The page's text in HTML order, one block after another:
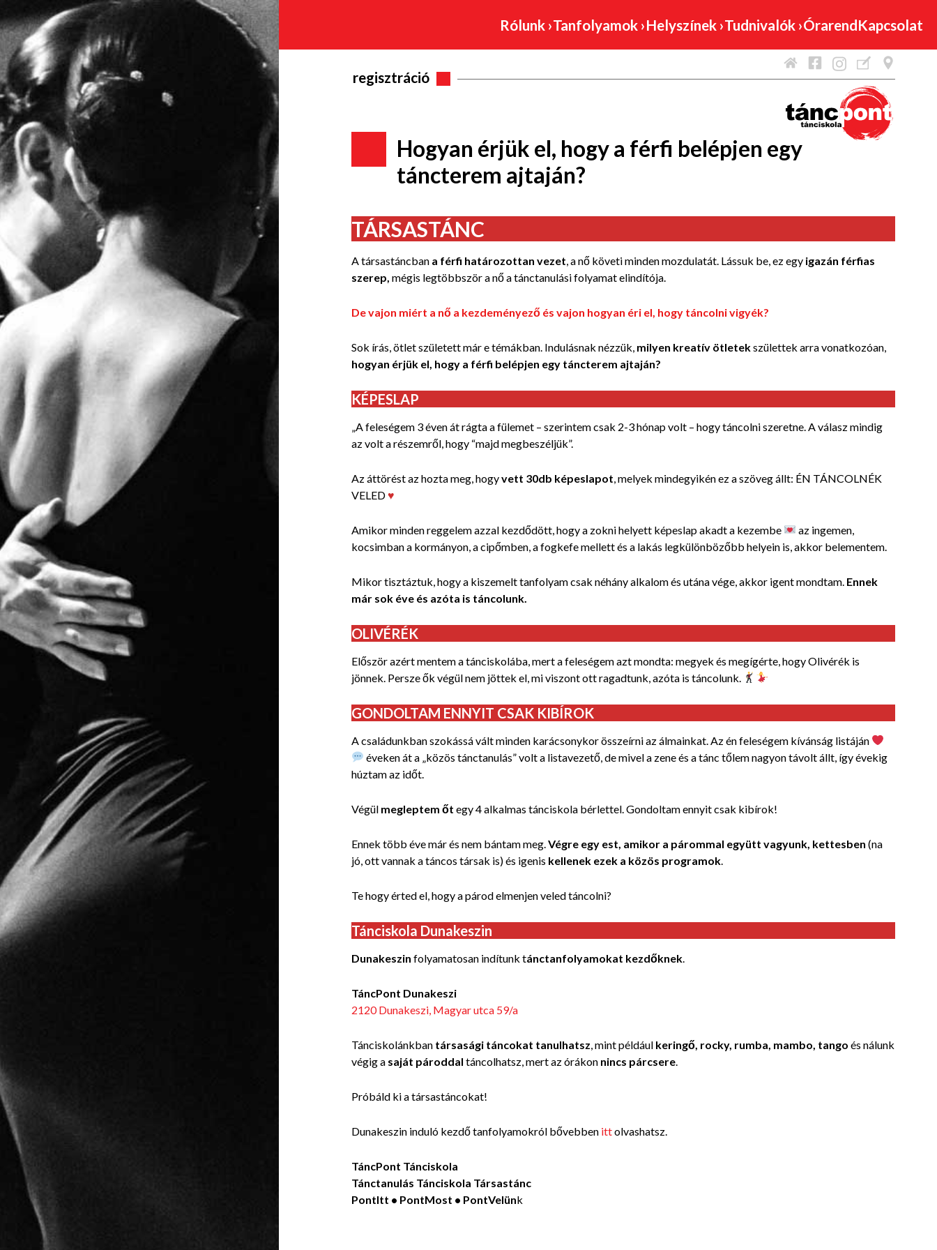
Rólunk ›Tanfolyamok ›Helyszínek ›Tudnivalók ›ÓrarendKapcsolat
regisztráció
Hogyan érjük el, hogy a férfi belépjen egy
táncterem ajtaján?
TÁRSASTÁNC
A társastáncban a férfi határozottan vezet, a nő követi minden mozdulatát. Lássuk be, ez egy igazán férfias
szerep, mégis legtöbbször a nő a tánctanulási folyamat elindítója.
De vajon miért a nő a kezdeményező és vajon hogyan éri el, hogy táncolni vigyék?
Sok írás, ötlet született már e témákban. Indulásnak nézzük, milyen kreatív ötletekszülettek arra vonatkozóan,
hogyan érjük el, hogy a férfi belépjen egy táncterem ajtaján?
KÉPESLAP
„A feleségem 3 éven át rágta a fülemet – szerintem csak 2-3 hónap volt – hogy táncolni szeretne. A válasz mindig
az volt a részemről, hogy “majd megbeszéljük”.
Az áttörést az hozta meg, hogyvett 30db képeslapot, melyek mindegyikén ez a szöveg állt: ÉN TÁNCOLNÉK
VELED♥
Amikor minden reggelem azzal kezdődött, hogy a zokni helyett képeslap akadt a kezembe
az ingemen,
kocsimban a kormányon, a cipőmben, a fogkefe mellett és a lakás legkülönbözőbb helyein is, akkor belementem.
Mikor tisztáztuk, hogy a kiszemelt tanfolyam csak néhány alkalom és utána vége, akkor igent mondtam. Ennek
már sok éve és azóta is táncolunk.
OLIVÉRÉK
Először azért mentem a tánciskolába, mert a feleségem azt mondta: megyek és megígérte, hogy Olivérék is
jönnek. Persze ők végül nem jöttek el, mi viszont ott ragadtunk, azóta is táncolunk.
GONDOLTAM ENNYIT CSAK KIBÍROK
A családunkban szokássá vált minden karácsonykor összeírni az álmainkat. Az én feleségem kívánság listáján
éveken át a „közös tánctanulás” volt a listavezető, de mivel a zene és a tánc tőlem nagyon távolt állt, így évekig
húztam az időt.
Végül megleptem őt egy 4 alkalmas tánciskola bérlettel. Gondoltam ennyit csak kibírok!
Ennek több éve már és nem bántam meg.Végre egy est, amikor a párommal együtt vagyunk, kettesben (na
jó, ott vannak a táncos társak is) és igenis kellenek ezek a közös programok.
Te hogy érted el, hogy a párod elmenjen veled táncolni?
Tánciskola Dunakeszin
Dunakeszin folyamatosan indítunk tánctanfolyamokat kezdőknek.
TáncPont Dunakeszi
2120 Dunakeszi, Magyar utca 59/a
Tánciskolánkban társasági táncokat tanulhatsz, mint például keringő, rocky, rumba, mambo, tango és nálunk
végig a saját pároddal táncolhatsz, mert az órákon nincs párcsere.
Próbáld ki a társastáncokat!
Dunakeszin induló kezdő tanfolyamokról bővebben ittolvashatsz.
TáncPont Tánciskola
Tánctanulás Tánciskola Társastánc
PontItt • PontMost • PontVelünk